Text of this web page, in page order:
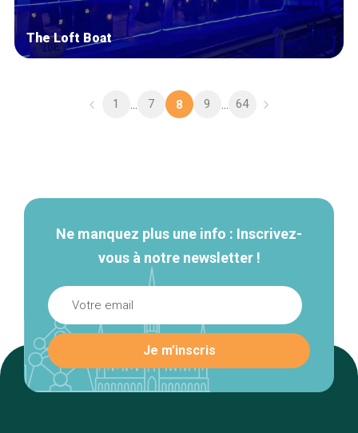
The Loft Boat
1 ... 7 8 9 ... 64
Ne manquez plus une info : Inscrivez-
vous à notre newsletter !